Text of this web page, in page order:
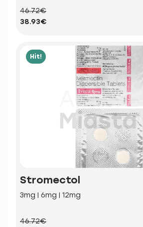
46.72€
38.93€
Hit!
Stromectol
3mg | 6mg | 12mg
46.72€